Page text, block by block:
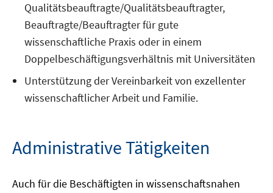
Qualitätsbeauftragte/Qualitätsbeauftragter,
Beauftragte/Beauftragter für gute
wissenschaftliche Praxis oder in einem
Doppelbeschäftigungsverhältnis mit Universitäten
Unterstützung der Vereinbarkeit von exzellenter
wissenschaftlicher Arbeit und Familie.
Administrative Tätigkeiten
Auch für die Beschäftigten in wissenschaftsnahen